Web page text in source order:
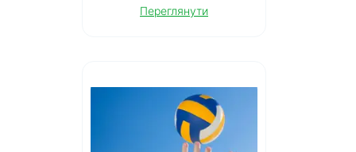
Переглянути